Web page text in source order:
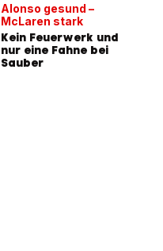
Alonso gesund –
McLaren stark
Kein Feuerwerk und
nur eine Fahne bei
Sauber